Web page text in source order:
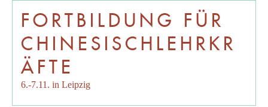
FORTBILDUNG FÜR
CHINESISCHLEHRKR
ÄFTE
6.-7.11. in Leipzig